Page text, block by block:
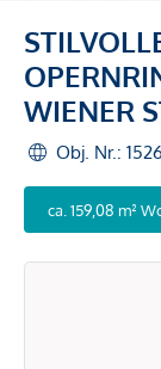
WIENER
Obj. Nr.:
ca. 159,08 m²